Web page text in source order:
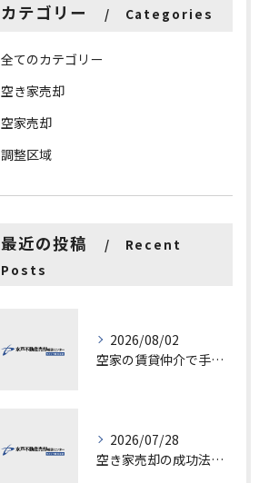
カテゴリー Categories
全てのカテゴリー
空き家売却
空家売却
調整区域
最近の投稿
Recent
Posts
2026/08/02
空家の賃貸仲介で手数料と上限を徹底解説し200万円物件の注意点も紹介
2026/07/28
空き家売却の成功法と注意点